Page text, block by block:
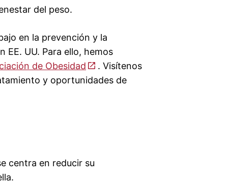
del peso.
en la prevención y la
UU. Para ello, hemos
de Obesidad
. Visítenos
y oportunidades de
centra en reducir su